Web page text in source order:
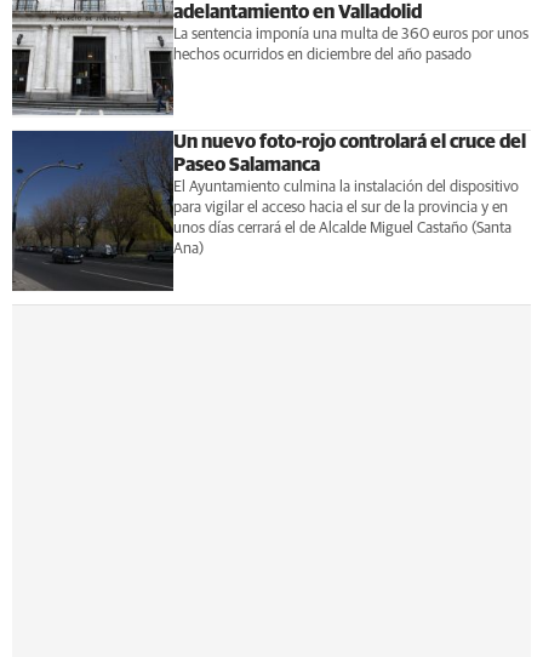
adelantamiento en Valladolid
La sentencia imponía una multa de 360 euros por unos
hechos ocurridos en diciembre del año pasado
Un nuevo foto-rojo controlará el cruce del
Paseo Salamanca
El Ayuntamiento culmina la instalación del dispositivo
para vigilar el acceso hacia el sur de la provincia y en
unos días cerrará el de Alcalde Miguel Castaño (Santa
Ana)